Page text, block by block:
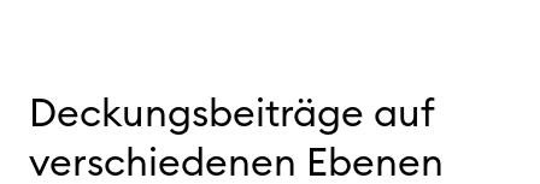
Deckungsbeiträge auf
verschiedenen Ebenen